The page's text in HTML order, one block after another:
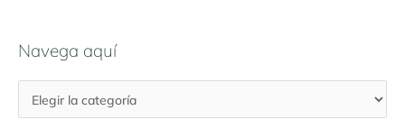
Navega aquí